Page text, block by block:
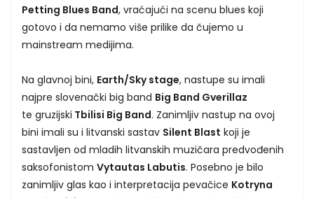
Petting Blues Band, vraćajući na scenu blues koji
gotovo i da nemamo više prilike da čujemo u
mainstream medijima.
Na glavnoj bini, Earth/Sky stage, nastupe su imali
najpre slovenački big band Big Band Gverillaz
te gruzijski Tbilisi Big Band. Zanimljiv nastup na ovoj
bini imali su i litvanski sastav Silent Blast koji je
sastavljen od mladih litvanskih muzičara predvođenih
saksofonistom Vytautas Labutis. Posebno je bilo
zanimljiv glas kao i interpretacija pevačice Kotryna